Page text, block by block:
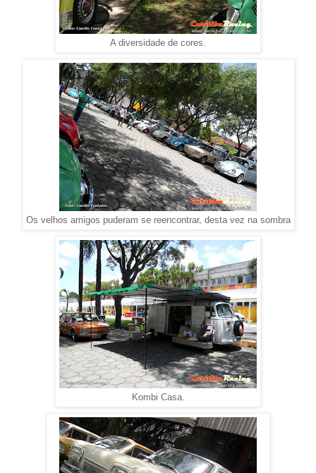
A diversidade de cores.
Os velhos amigos puderam se reencontrar, desta vez na sombra
Kombi Casa.